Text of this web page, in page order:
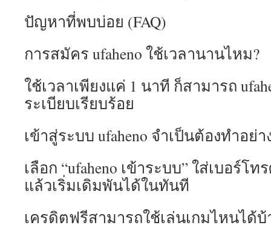
ปัญหาที่พบบ่อย (FAQ)
การสมัคร ufaheno ใช้เวลานานไหม?
ใช้เวลาเพียงแค่ 1 นาที ก็สามารถ
ระเบียบเรียบร้อย
เข้าสู่ระบบ ufaheno จำเป็นต้องทำอย่า
เลือก “ufaheno เข้าระบบ” ใส่เบอร์โ
แล้วเริ่มเดิมพันได้ในทันที
เครดิตฟรีสามารถใช้เล่นเกมไหนได้บ้